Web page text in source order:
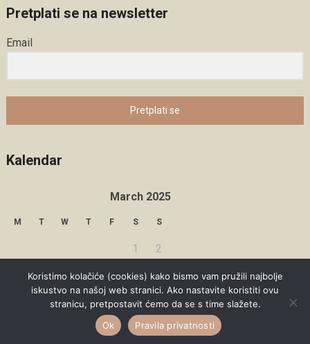
Pretplati se na newsletter
Email
Pretplati se
Kalendar
March 2025
M T W T F S S
1 2
4 5 6 7 8 9
12 13 14 15 16
21 22 23
Koristimo kolačiće (cookies) kako bismo vam pružili najbolje
iskustvo na našoj web stranici. Ako nastavite koristiti ovu
stranicu, pretpostavit ćemo da se s time slažete.
Ok
Pravila privatnosti